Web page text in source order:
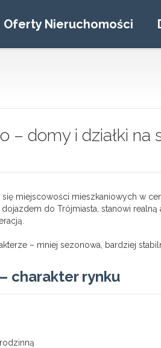
Oferty Nieruchomości
– domy i działki na
miejscowości mieszkaniowych w
do Trójmiasta, stanowi
– mniej sezonowa, bardziej
charakter rynku